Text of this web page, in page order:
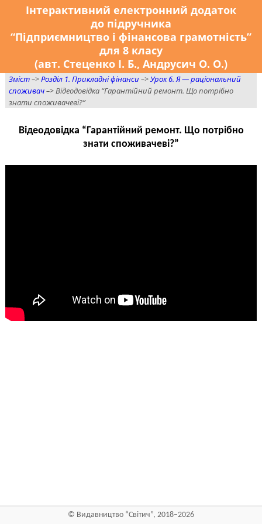
Інтерактивний електронний додаток
до підручника
“Підприємництво і фінансова грамотність”
для 8 класу
(авт. Стеценко І. Б., Андрусич О. О.)
Зміст–>Розділ 1. Прикладні фінанси –>Урок 6. Я — раціональний
споживач–> Відеодовідка “Гарантійний ремонт. Що потрібно
знати споживачеві?”
Відеодовідка “Гарантійний ремонт. Що потрібно
знати споживачеві?”
© Видавництво “Світич”, 2018–2026